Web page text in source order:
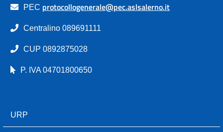
PEC protocollogenerale@pec.aslsalerno.it
Centralino 089691111
CUP 0892875028
P. IVA 04701800650
URP